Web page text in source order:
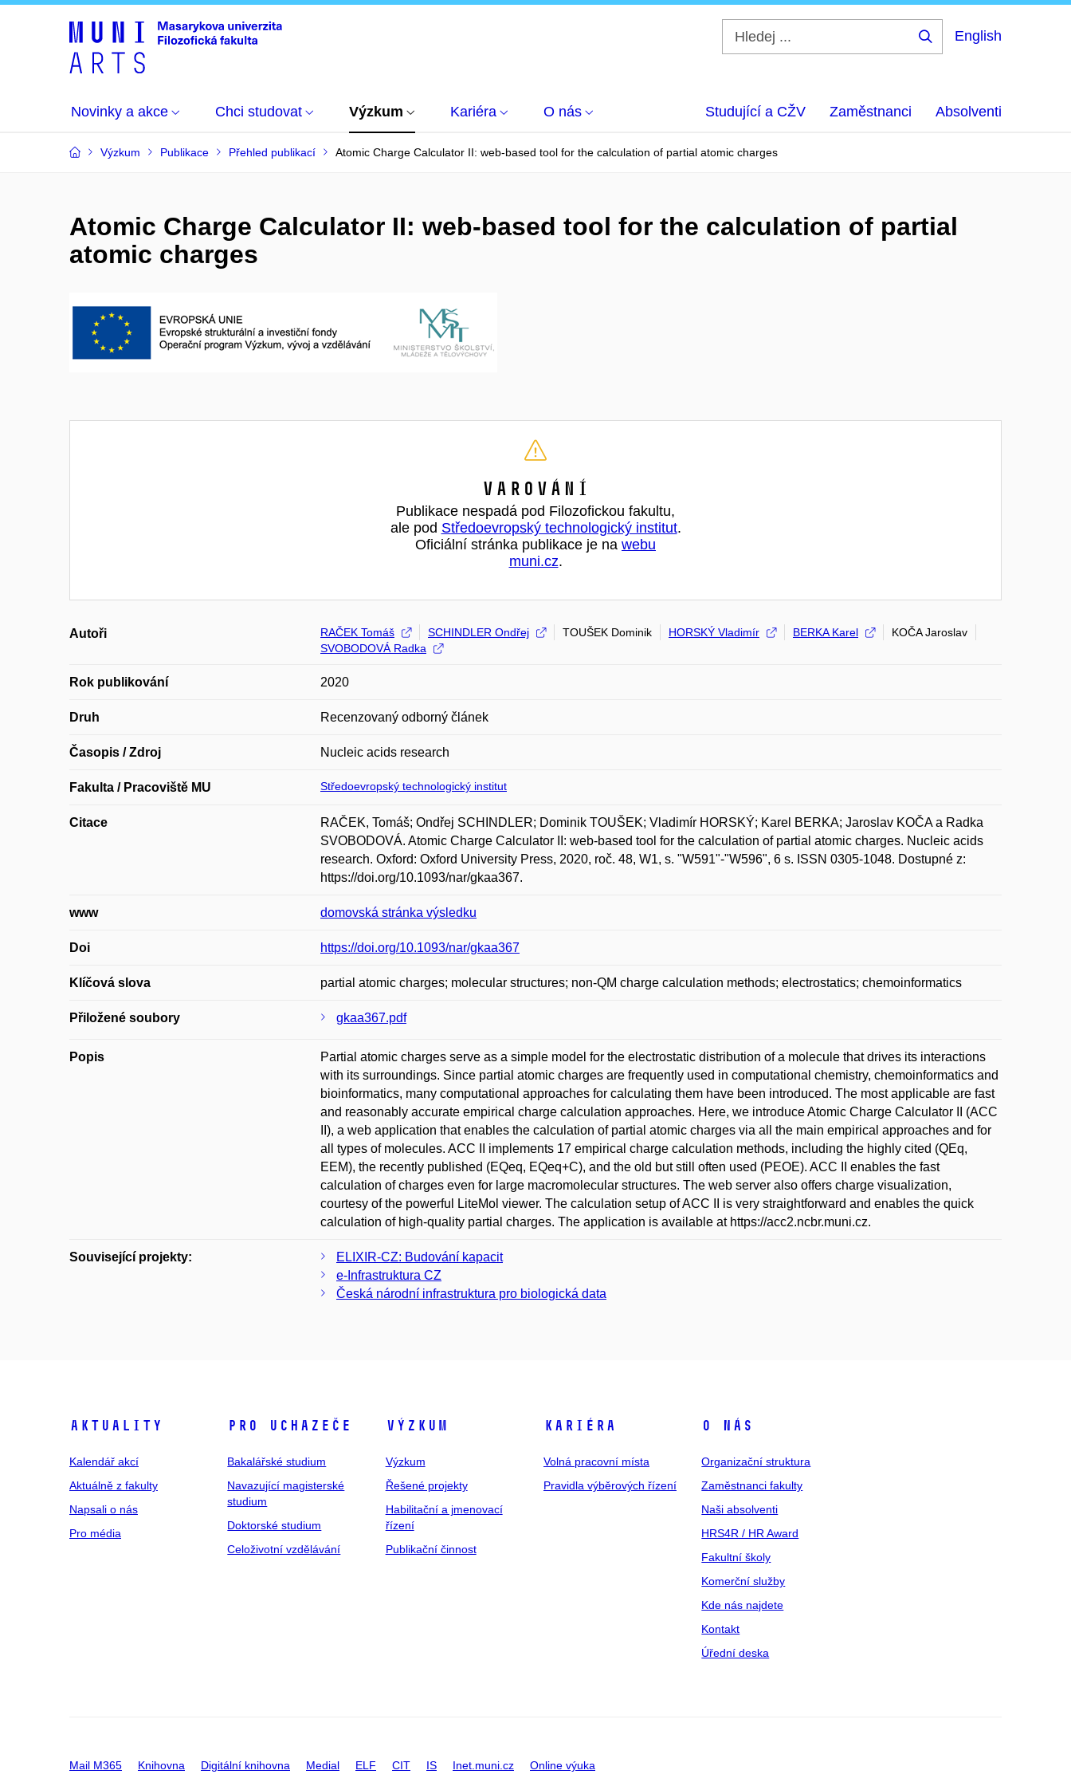
English
Novinky a akce Chci studovat Výzkum Kariéra O nás Studující a CŽV Zaměstnanci Absolventi
Výzkum Publikace Přehled publikací Atomic Charge Calculator II: web-based tool for the calculation of partial atomic charges
Atomic Charge Calculator II: web-based tool for the calculation of partial
atomic charges
Varování
Publikace nespadá pod Filozofickou fakultu,
ale pod Středoevropský technologický institut.
Oficiální stránka publikace je na webu
muni.cz.
Autoři RAČEK Tomáš SCHINDLER Ondřej TOUŠEK Dominik HORSKÝ Vladimír BERKA Karel
KOČA Jaroslav
SVOBODOVÁ Radka
Rok publikování 2020
Druh Recenzovaný odborný článek
Časopis / Zdroj Nucleic acids research
Fakulta / Pracoviště MU Středoevropský technologický institut
Citace
RAČEK, Tomáš; Ondřej SCHINDLER; Dominik TOUŠEK; Vladimír HORSKÝ; Karel BERKA; Jaroslav KOČA a Radka
SVOBODOVÁ. Atomic Charge Calculator II: web-based tool for the calculation of partial atomic charges. Nucleic acids
research. Oxford: Oxford University Press, 2020, roč. 48, W1, s. "W591"-"W596", 6 s. ISSN 0305-1048. Dostupné z:
https://doi.org/10.1093/nar/gkaa367.
www domovská stránka výsledku
Doi https://doi.org/10.1093/nar/gkaa367
Klíčová slova partial atomic charges; molecular structures; non-QM charge calculation methods; electrostatics; chemoinformatics
Přiložené soubory gkaa367.pdf
Popis
Partial atomic charges serve as a simple model for the electrostatic distribution of a molecule that drives its interactions
with its surroundings. Since partial atomic charges are frequently used in computational chemistry, chemoinformatics and
bioinformatics, many computational approaches for calculating them have been introduced. The most applicable are fast
and reasonably accurate empirical charge calculation approaches. Here, we introduce Atomic Charge Calculator II (ACC
II), a web application that enables the calculation of partial atomic charges via all the main empirical approaches and for
all types of molecules. ACC II implements 17 empirical charge calculation methods, including the highly cited (QEq,
EEM), the recently published (EQeq, EQeq+C), and the old but still often used (PEOE). ACC II enables the fast
calculation of charges even for large macromolecular structures. The web server also offers charge visualization,
courtesy of the powerful LiteMol viewer. The calculation setup of ACC II is very straightforward and enables the quick
calculation of high-quality partial charges. The application is available at https://acc2.ncbr.muni.cz.
Související projekty:
ELIXIR-CZ: Budování kapacit
e-Infrastruktura CZ
Česká národní infrastruktura pro biologická data
Aktuality
Kalendář akcí
Aktuálně z fakulty
Napsali o nás
Pro média
Pro uchazeče
Bakalářské studium
Navazující magisterské
studium
Doktorské studium
Celoživotní vzdělávání
Výzkum
Výzkum
Řešené projekty
Habilitační a jmenovací
řízení
Publikační činnost
Kariéra
Volná pracovní místa
Pravidla výběrových řízení
O nás
Organizační struktura
Zaměstnanci fakulty
Naši absolventi
HRS4R / HR Award
Fakultní školy
Komerční služby
Kde nás najdete
Kontakt
Úřední deska
Mail M365 Knihovna Digitální knihovna Medial ELF CIT IS Inet.muni.cz Online výuka